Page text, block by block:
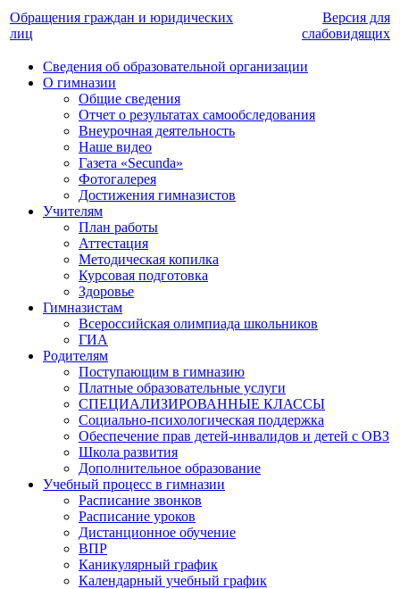
Обращения граждан и юридических
лиц
Версия для
слабовидящих
Сведения об образовательной организации
О гимназии
Общие сведения
Отчет о результатах самообследования
Внеурочная деятельность
Наше видео
Газета «Secunda»
Фотогалерея
Достижения гимназистов
Учителям
План работы
Аттестация
Методическая копилка
Курсовая подготовка
Здоровье
Гимназистам
Всероссийская олимпиада школьников
ГИА
Родителям
Поступающим в гимназию
Платные образовательные услуги
СПЕЦИАЛИЗИРОВАННЫЕ КЛАССЫ
Социально-психологическая поддержка
Обеспечение прав детей-инвалидов и детей с ОВЗ
Школа развития
Дополнительное образование
Учебный процесс в гимназии
Расписание звонков
Расписание уроков
Дистанционное обучение
ВПР
Каникулярный график
Календарный учебный график